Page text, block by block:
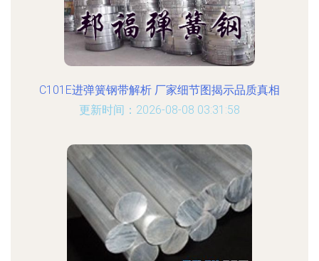
C101E进弹簧钢带解析 厂家细节图揭示品质真相
更新时间：2026-08-08 03:31:58